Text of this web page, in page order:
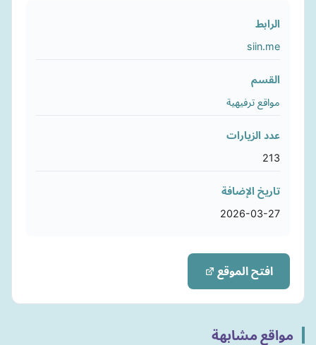
الرابط
siin.me
القسم
مواقع ترفيهية
عدد الزيارات
213
تاريخ الإضافة
2026-03-27
افتح الموقع
مواقع مشابهة